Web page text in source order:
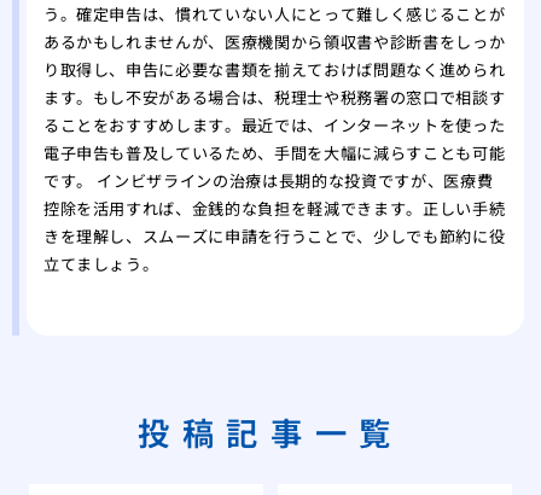
う。確定申告は、慣れていない人にとって難しく感じることが
あるかもしれませんが、医療機関から領収書や診断書をしっか
り取得し、申告に必要な書類を揃えておけば問題なく進められ
ます。もし不安がある場合は、税理士や税務署の窓口で相談す
ることをおすすめします。最近では、インターネットを使った
電子申告も普及しているため、手間を大幅に減らすことも可能
です。 インビザラインの治療は長期的な投資ですが、医療費
控除を活用すれば、金銭的な負担を軽減できます。正しい手続
きを理解し、スムーズに申請を行うことで、少しでも節約に役
立てましょう。
投稿記事一覧